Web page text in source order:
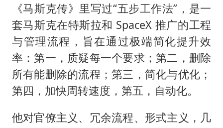
《马斯克传》里写过“五步工作法”，是一
套马斯克在特斯拉和 SpaceX 推广的工程
与管理流程，旨在通过极端简化提升效
率：第一，质疑每一个要求；第二，删除
所有能删除的流程；第三，简化与优化；
第四，加快周转速度，第五，自动化。
他对官僚主义、冗余流程、形式主义，几